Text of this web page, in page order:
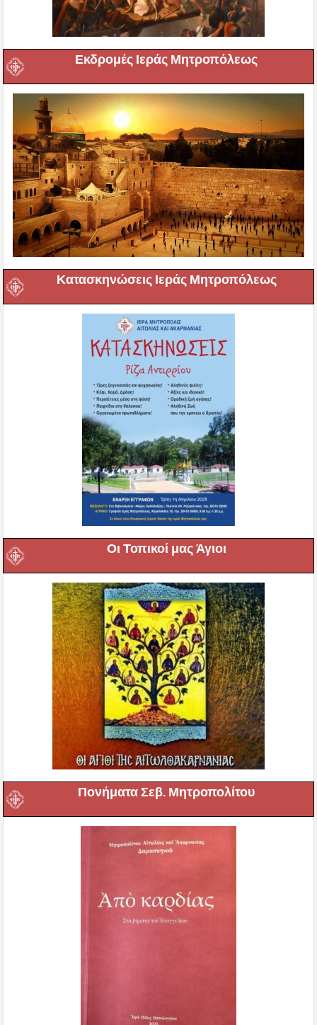
Εκδρομές Ιεράς Μητροπόλεως
Κατασκηνώσεις Ιεράς Μητροπόλεως
Οι Τοπικοί μας Άγιοι
Πονήματα Σεβ. Μητροπολίτου